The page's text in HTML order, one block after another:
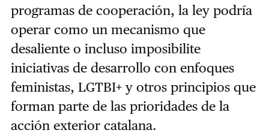
programas de cooperación, la ley podría
operar como un mecanismo que
desaliente o incluso imposibilite
iniciativas de desarrollo con enfoques
feministas, LGTBI+ y otros principios que
forman parte de las prioridades de la
acción exterior catalana.